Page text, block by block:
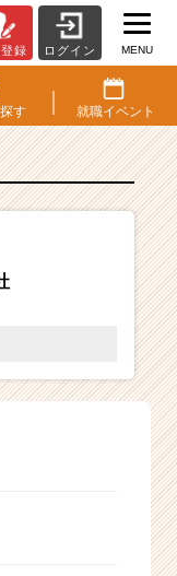
録 ログイン MENU
探す 就職イベント